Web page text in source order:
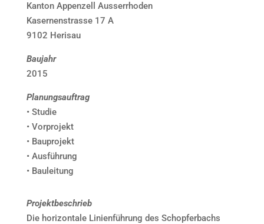
Kanton Appenzell Ausserrhoden
Kasernenstrasse 17 A
9102 Herisau
Baujahr
2015
Planungsauftrag
• Studie
• Vorprojekt
• Bauprojekt
• Ausführung
• Bauleitung
Projektbeschrieb
Die horizontale Linienführung des Schopferbachs